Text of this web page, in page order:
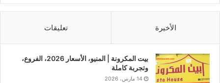
الأخيرة تعليقات
بيت المكرونة | المنيو، الأسعار 2026، الفروع،
وتجربة كاملة
14 مارس، 2026